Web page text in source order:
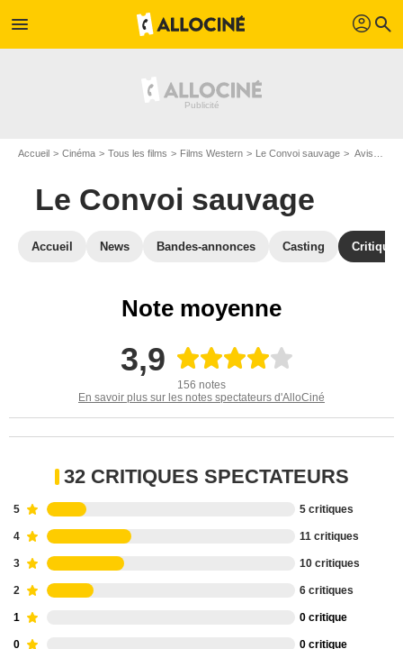
menu profil search
Accueil Cinéma Tous les films Films Western Le Convoi sauvage Avis sur Le Convoi sauvage
Le Convoi sauvage
Accueil News Bandes-annonces Casting
Note moyenne
3,9
156 notes
En savoir plus sur les notes spectateurs d'AlloCiné
32 CRITIQUES SPECTATEURS
5 5 critiques
4 11 critiques
3 10 critiques
2 6 critiques
1 0 critique
0 0 critique